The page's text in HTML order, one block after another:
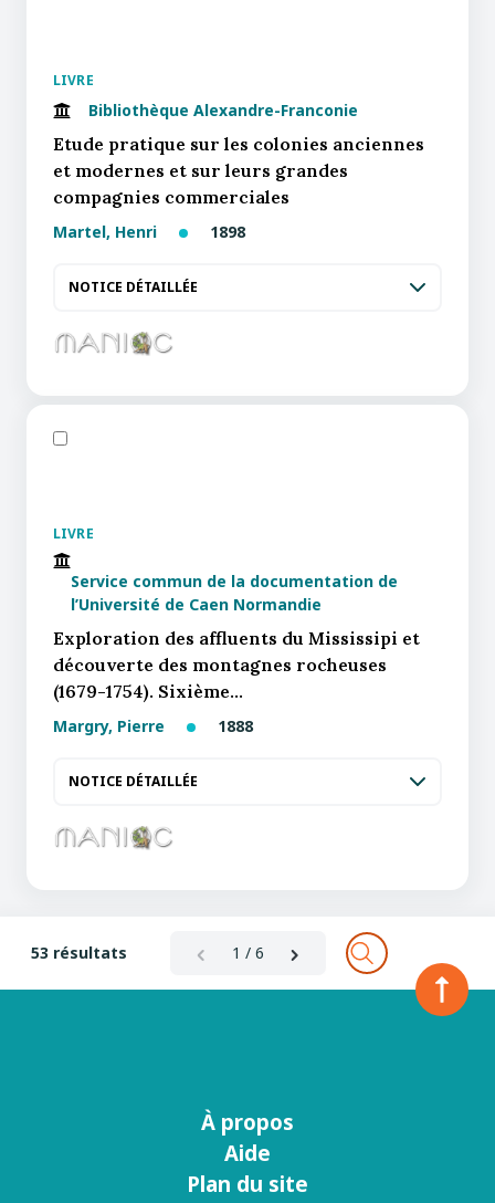
LIVRE
Bibliothèque Alexandre-Franconie
Etude pratique sur les colonies anciennes
et modernes et sur leurs grandes
compagnies commerciales
Martel, Henri 1898
NOTICE DÉTAILLÉE
LIVRE
Service commun de la documentation de
l’Université de Caen Normandie
Exploration des affluents du Mississipi et
découverte des montagnes rocheuses
(1679-1754). Sixième…
Margry, Pierre 1888
NOTICE DÉTAILLÉE
53 résultats 1 / 6
À propos
Aide
Plan du site